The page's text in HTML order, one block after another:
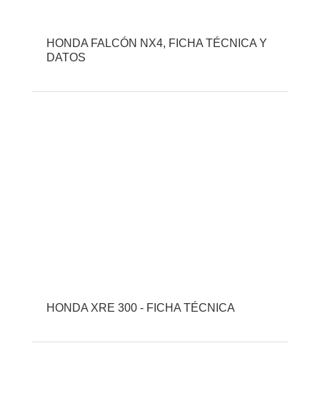
HONDA FALCÓN NX4, FICHA TÉCNICA Y
DATOS
HONDA XRE 300 - FICHA TÉCNICA